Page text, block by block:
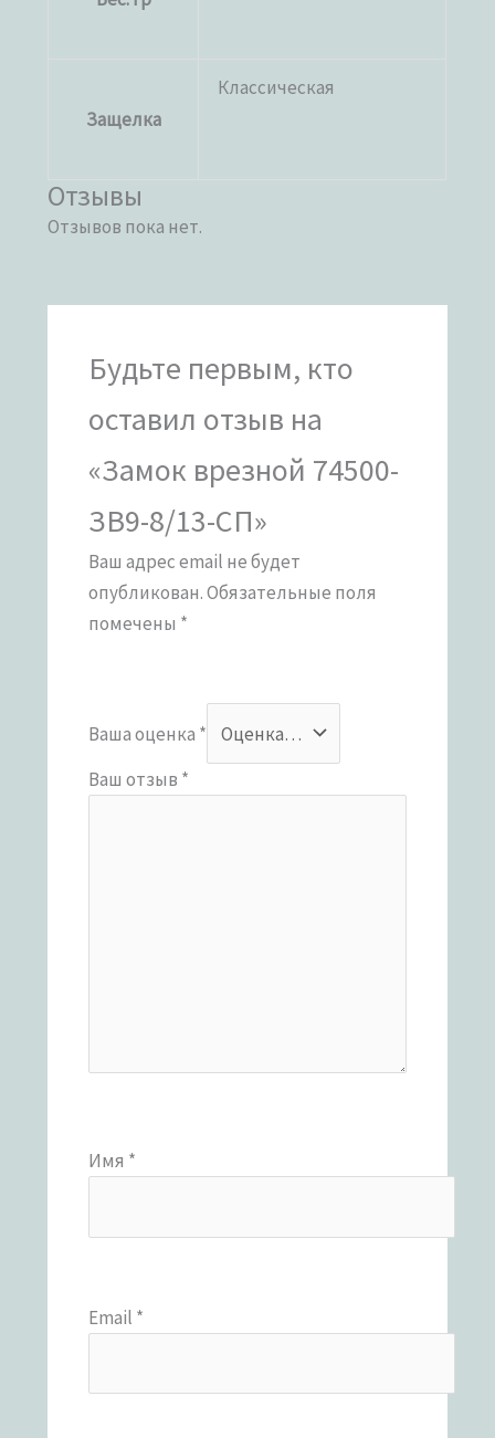
Защелка
Классическая
Отзывы
Отзывов пока нет.
Будьте первым, кто
оставил отзыв на
«Замок врезной 74500-
ЗВ9-8/13-СП»
Ваш адрес email не будет
опубликован.Обязательные поля
помечены *
Ваша оценка *
Ваш отзыв *
Имя *
Email *